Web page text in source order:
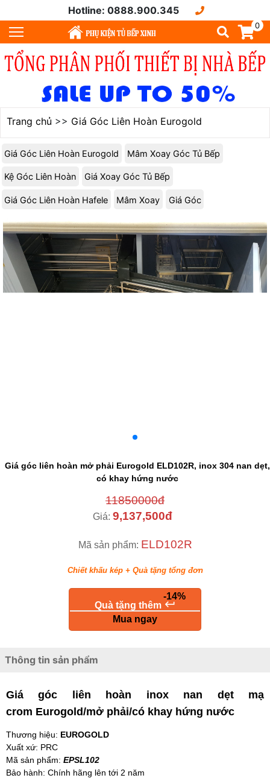
Hotline: 0888.900.345
0
Trang chủ >> Giá Góc Liên Hoàn Eurogold
Giá Góc Liên Hoàn Eurogold Mâm Xoay Góc Tủ Bếp
Kệ Góc Liên Hoàn Giá Xoay Góc Tủ Bếp
Giá Góc Liên Hoàn Hafele Mâm Xoay Giá Góc
Giá góc liên hoàn mở phải Eurogold ELD102R, inox 304 nan dẹt,
có khay hứng nước
11850000đ
Giá: 9,137,500đ
Mã sản phẩm: ELD102R
Chiết khấu kép + Quà tặng tổng đơn
-14%
Quà tặng thêm keyboard_return
Mua ngay
Thông tin sản phẩm
Giá góc liên hoàn inox nan dẹt mạ
crom Eurogold/mở phải/có khay hứng nước
Thương hiệu: EUROGOLD
Xuất xứ: PRC
Mã sản phẩm: EPSL102
Bảo hành: Chính hãng lên tới 2 năm